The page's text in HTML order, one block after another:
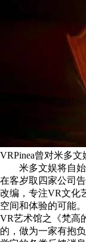
VRPinea曾对米多文
米多文娱将自始
在客岁取四家公司
改编，专注VR文化
空间和体验的可能
VR艺术馆之《梵高
的，做为一家有抱